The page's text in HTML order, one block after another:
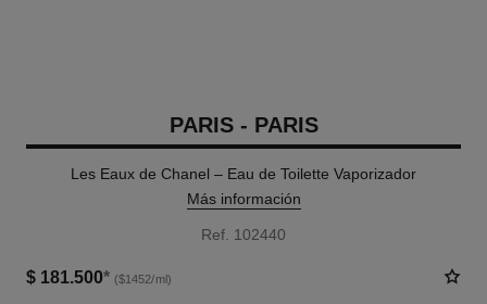
PARIS - PARIS
Les Eaux de Chanel – Eau de Toilette Vaporizador
Más información
Ref. 102440
$ 181.500* ($1452/ml)